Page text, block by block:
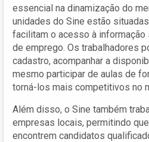
essencial na dinamização do
unidades do Sine estão
facilitam o acesso à
de emprego. Os trabalhadores
cadastro, acompanhar a
mesmo participar de aulas de
torná-los mais competitivos no
Além disso, o Sine também
empresas locais, permitindo
encontrem candidatos